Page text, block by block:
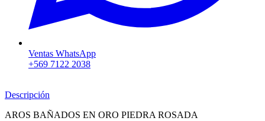
Ventas WhatsApp
+569 7122 2038
Descripción
AROS BAÑADOS EN ORO PIEDRA ROSADA